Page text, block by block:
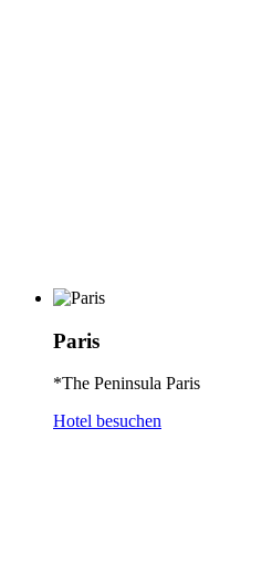
Paris
*The Peninsula Paris
Hotel besuchen